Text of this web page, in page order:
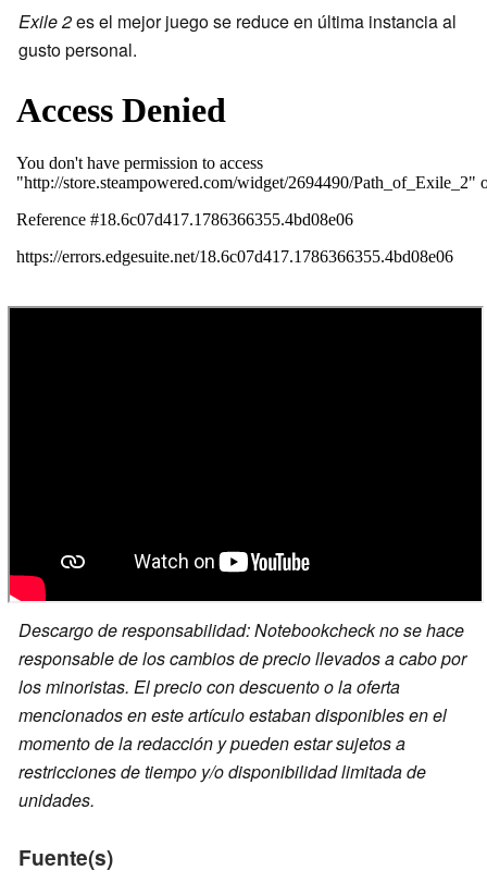
Exile 2es el mejor juego se reduce en última instancia al
gusto personal.
Descargo de responsabilidad: Notebookcheck no se hace
responsable de los cambios de precio llevados a cabo por
los minoristas. El precio con descuento o la oferta
mencionados en este artículo estaban disponibles en el
momento de la redacción y pueden estar sujetos a
restricciones de tiempo y/o disponibilidad limitada de
unidades.
Fuente(s)